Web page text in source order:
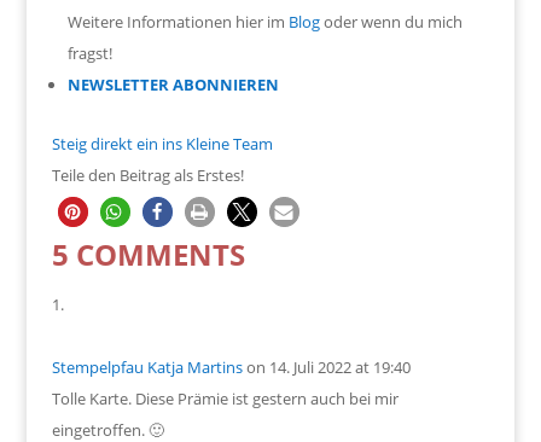
Weitere Informationen hier im Blogoder wenn du mich
fragst!
NEWSLETTER ABONNIEREN
Steig direkt ein ins Kleine Team
Teile den Beitrag als Erstes!
5 COMMENTS
Stempelpfau Katja Martinson 14. Juli 2022 at 19:40
Tolle Karte. Diese Prämie ist gestern auch bei mir
eingetroffen. 🙂